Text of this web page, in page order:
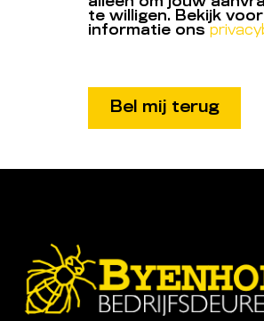
te willigen. Bekijk
informatie ons